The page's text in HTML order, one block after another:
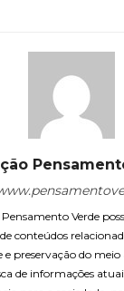
Verde
conteúdos
e preservação do
de informações